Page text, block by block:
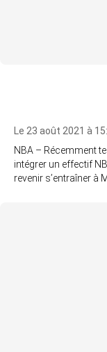
Le 23 août 2021 à
NBA – Récemment
intégrer un effectif
revenir s’entraîner à